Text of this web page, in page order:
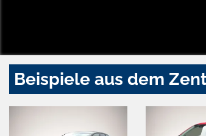
Beispiele aus dem